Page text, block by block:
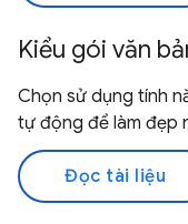
Kiểu gói văn
Chọn sử dụng tính
tự động để làm đẹp
Đọc tài liệu